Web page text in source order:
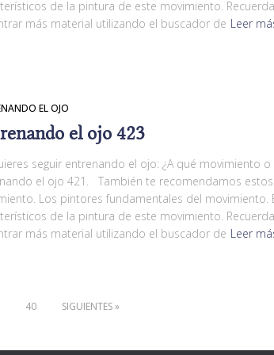
de la pintura de este movimiento.
más material utilizando el buscador de Leer
EL OJO
el ojo 423
seguir entrenando el ojo: ¿A qué movimiento
el ojo 421. También te recomendamos estos
Los pintores fundamentales del movimiento.
de la pintura de este movimiento.
más material utilizando el buscador de Leer
40 SIGUIENTES